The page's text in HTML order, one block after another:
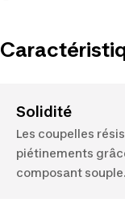
Solidité
Les coupelles
piétinements
composant souple.